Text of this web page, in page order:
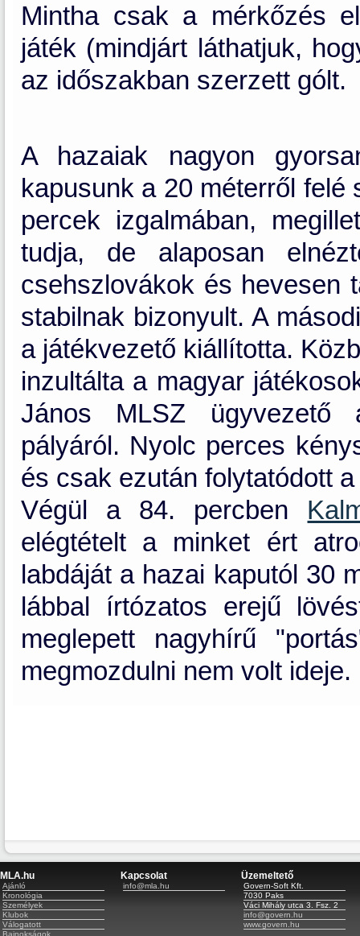
Mintha csak a mérkőzés
játék (mindjárt láthatjuk,
az időszakban szerzett gólt.
A hazaiak nagyon
kapusunk a 20 méterről
percek izgalmában,
tudja, de alaposan
csehszlovákok és hevesen
stabilnak bizonyult. A
a játékvezető kiállította.
inzultálta a magyar
János MLSZ ügyvezető
pályáról. Nyolc perces
és csak ezután folytatódott
Végül a 84. percben
elégtételt a minket ért
labdáját a hazai kaputól 30
lábbal írtózatos erejű
meglepett nagyhírű
megmozdulni nem volt
MLA.hu
Ajánló
Kronológia
Személyek
Klubok
Válogatott
Bajnokságok
Kapcsolat
info@mla.hu
Üzemeltető
Govern-Soft Kft.
7030 Paks
Váci Mihály utca 3. Fsz. 2
info@govern.hu
www.govern.hu